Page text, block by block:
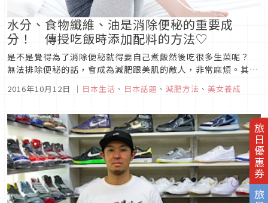
旅日優惠券
水分、食物纖維、油是消除便秘的重要成
分！ 傳授吃飯時添加配料的方法♡
是不是覺得為了消除便秘就得要自己煮飯然後吃很多生菜呢？
無法排除便秘的話，會成為減肥跟美肌的敵人，非常麻煩。其
分！ 這裡整理了就算再忙都可以簡單消除便秘之吃飯時添加配料
2016年10月12日 ｜ 日本生活 、 日本話題 、 減肥方法 、 美女養成